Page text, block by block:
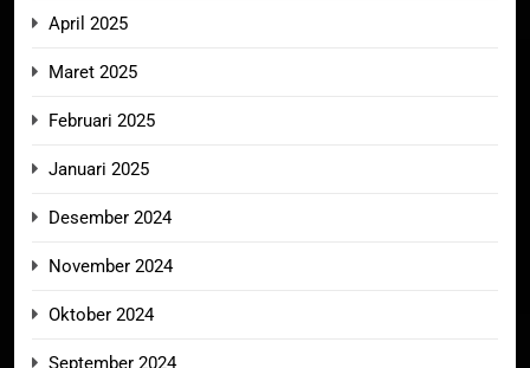
April 2025
Maret 2025
Februari 2025
Januari 2025
Desember 2024
November 2024
Oktober 2024
September 2024